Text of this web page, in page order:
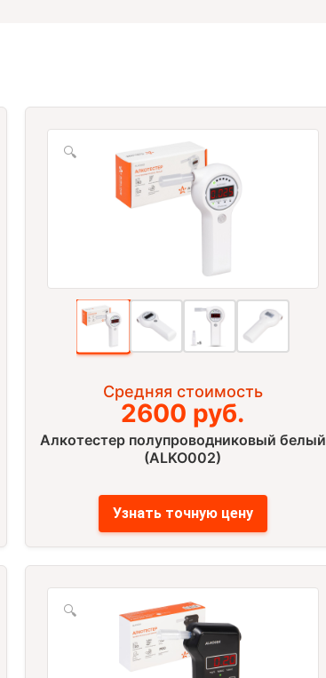
🔍
Средняя стоимость
2600 руб.
Алкотестер полупроводниковый белый
(ALKO002)
Узнать точную цену
🔍